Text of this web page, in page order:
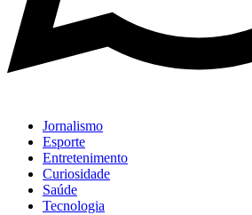
Jornalismo
Esporte
Entretenimento
Curiosidade
Saúde
Tecnologia